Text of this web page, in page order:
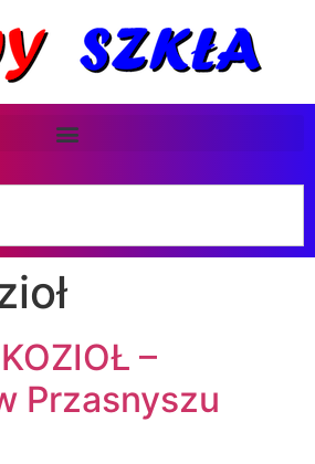
–
Przasnyszu